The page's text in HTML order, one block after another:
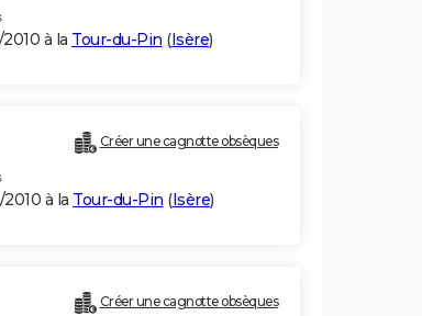
à la Tour-du-Pin (Isère)
Créer une cagnotte obsèques
à la Tour-du-Pin (Isère)
Créer une cagnotte obsèques